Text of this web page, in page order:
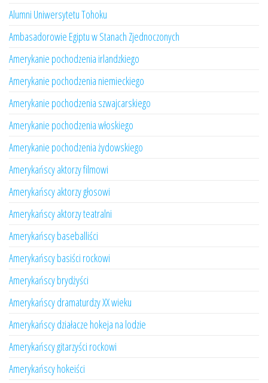
Alumni Uniwersytetu Tohoku
Ambasadorowie Egiptu w Stanach Zjednoczonych
Amerykanie pochodzenia irlandzkiego
Amerykanie pochodzenia niemieckiego
Amerykanie pochodzenia szwajcarskiego
Amerykanie pochodzenia włoskiego
Amerykanie pochodzenia żydowskiego
Amerykańscy aktorzy filmowi
Amerykańscy aktorzy głosowi
Amerykańscy aktorzy teatralni
Amerykańscy baseballiści
Amerykańscy basiści rockowi
Amerykańscy brydżyści
Amerykańscy dramaturdzy XX wieku
Amerykańscy działacze hokeja na lodzie
Amerykańscy gitarzyści rockowi
Amerykańscy hokeiści